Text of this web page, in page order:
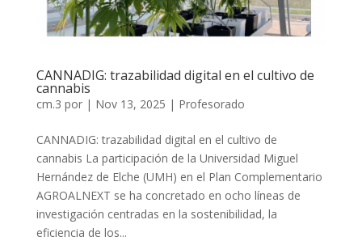
CANNADIG: trazabilidad digital en el cultivo de
cannabis
cm.3 por | Nov 13, 2025 | Profesorado
CANNADIG: trazabilidad digital en el cultivo de
cannabis La participación de la Universidad Miguel
Hernández de Elche (UMH) en el Plan Complementario
AGROALNEXT se ha concretado en ocho líneas de
investigación centradas en la sostenibilidad, la
eficiencia de los...